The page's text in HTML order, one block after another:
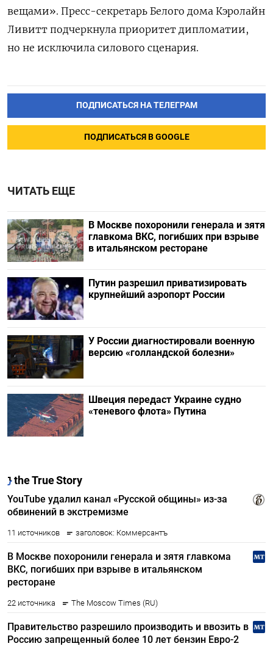
вещами». Пресс-секретарь Белого дома Кэролайн
Ливитт подчеркнула приоритет дипломатии,
но не исключила силового сценария.
ПОДПИСАТЬСЯ НА ТЕЛЕГРАМ
ПОДПИСАТЬСЯ В GOOGLE
ЧИТАТЬ ЕЩЕ
В Москве похоронили генерала и зятя
главкома ВКС, погибших при взрыве
в итальянском ресторане
Путин разрешил приватизировать
крупнейший аэропорт России
У России диагностировали военную
версию «голландской болезни»
Швеция передаст Украине судно
«теневого флота» Путина